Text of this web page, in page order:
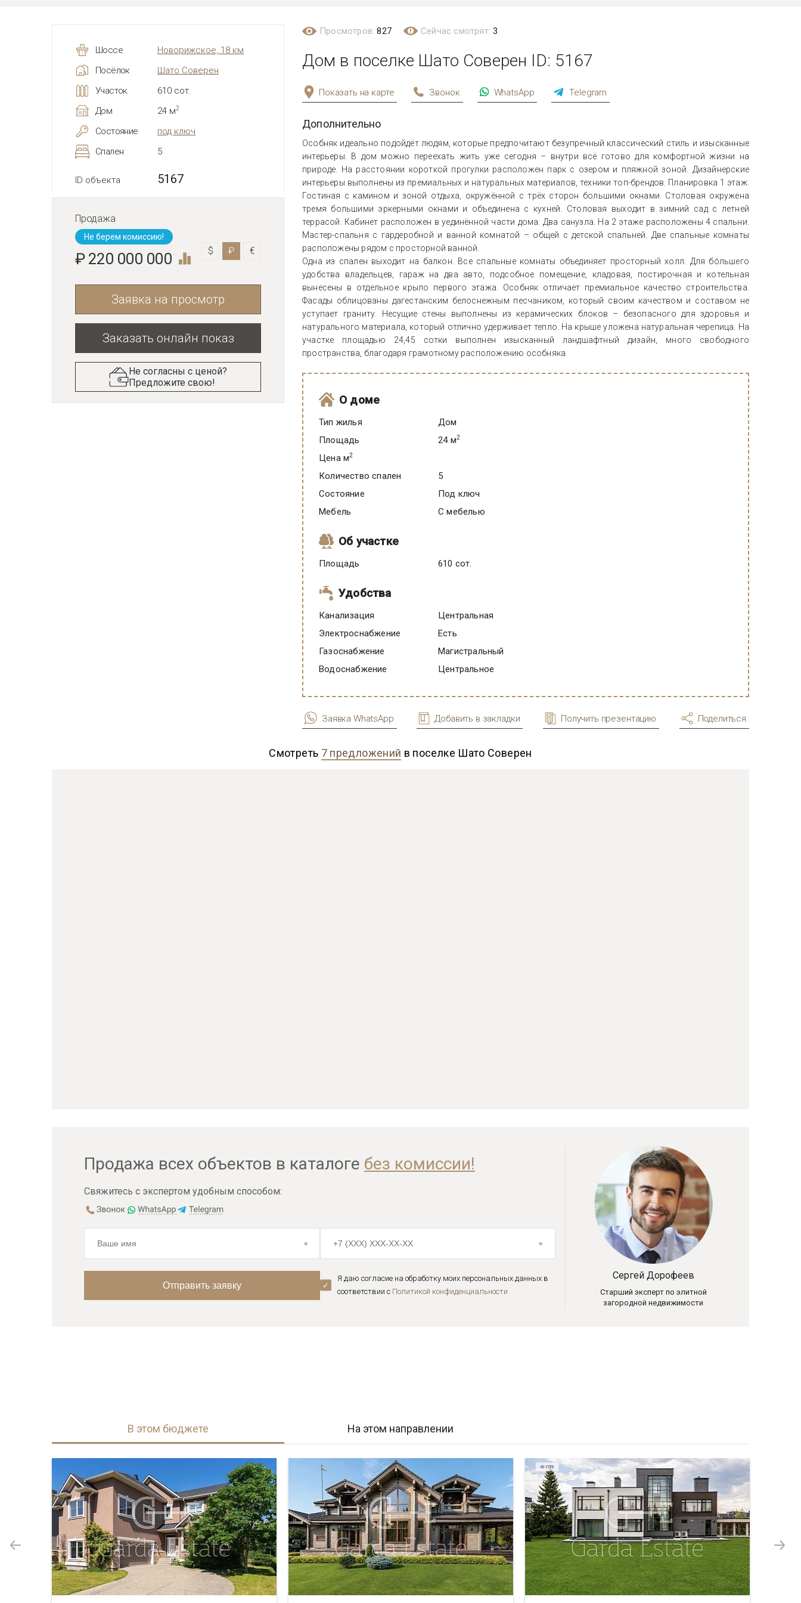
Шоссе
Новорижское, 18 км
Посёлок
Шато Соверен
Участок
610 сот.
Дом
24 м2
Состояние
под ключ
Спален
5
ID объекта 5167
Продажа
Не берем комиссию!
₽ 220 000 000 $ ₽ €
Заявка на просмотр
Заказать онлайн показ
Не согласны с ценой?
Предложите свою!
Просмотров:827 Сейчас смотрят:3
Дом в поселке Шато Соверен ID: 5167
Показать на карте Звонок WhatsApp Telegram
Дополнительно
Особняк идеально подойдёт людям, которые предпочитают безупречный классический стиль и изысканные
интерьеры. В дом можно переехать жить уже сегодня – внутри всё готово для комфортной жизни на
природе. На расстоянии короткой прогулки расположен парк с озером и пляжной зоной. Дизайнерские
интерьеры выполнены из премиальных и натуральных материалов, техники топ-брендов. Планировка 1 этаж.
Гостиная с камином и зоной отдыха, окружённой с трёх сторон большими окнами. Столовая окружена
тремя большими эркерными окнами и объединена с кухней. Столовая выходит в зимний сад с летней
террасой. Кабинет расположен в уединённой части дома. Два санузла. На 2 этаже расположены 4 спальни.
Мастер-спальня с гардеробной и ванной комнатой – общей с детской спальней. Две спальные комнаты
расположены рядом с просторной ванной.
Одна из спален выходит на балкон. Все спальные комнаты объединяет просторный холл. Для бо́льшего
удобства владельцев, гараж на два авто, подсобное помещение, кладовая, постирочная и котельная
вынесены в отдельное крыло первого этажа. Особняк отличает премиальное качество строительства.
Фасады облицованы дагестанским белоснежным песчаником, который своим качеством и составом не
уступает граниту. Несущие стены выполнены из керамических блоков – безопасного для здоровья и
натурального материала, который отлично удерживает тепло. На крыше уложена натуральная черепица. На
участке площадью 24,45 сотки выполнен изысканный ландшафтный дизайн, много свободного
пространства, благодаря грамотному расположению особняка.
О доме
Тип жилья
Дом
Площадь
24 м2
Цена м2
Количество спален
5
Состояние
под ключ
Мебель
C мебелью
Об участке
Площадь 610 сот.
Удобства
Канализация
Центральная
Электроснабжение
есть
Газоснабжение
Магистральный
Водоснабжение
Центральное
Заявка WhatsApp Добавить в закладки Получить презентацию Поделиться
Смотреть 7 предложений в поселке Шато Соверен
Продажа всех объектов в каталоге без комиссии!
Свяжитесь с экспертом удобным способом:
Я даю согласие на обработку моих персональных данных в
соответствии с Политикой конфиденциальноcти
Сергей Дорофеев
Старший эксперт по элитной
загородной недвижимости
В этом бюджете На этом направлении